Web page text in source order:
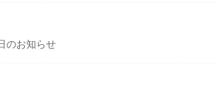
のお知らせ